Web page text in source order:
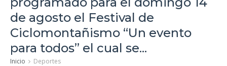
de agosto el Festival de
Ciclomontañismo “Un evento
para todos” el cual se...
Inicio Deportes